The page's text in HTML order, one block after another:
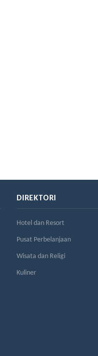
DIREKTORI
Hotel dan Resort
Pusat Perbelanjaan
Wisata dan Religi
Kuliner